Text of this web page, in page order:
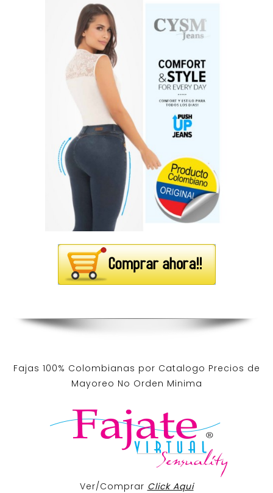
Fajas 100% Colombianas por Catalogo Precios de
Mayoreo No Orden Minima
Ver/Comprar Click Aqui